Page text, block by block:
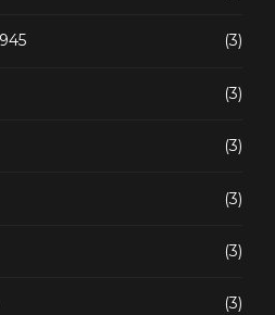
(3)
(3)
(3)
(3)
(3)
(3)